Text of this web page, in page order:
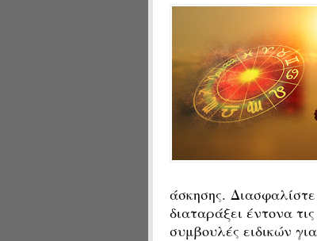
άσκησης.
διαταράξει έντονα
συμβουλές ειδικών